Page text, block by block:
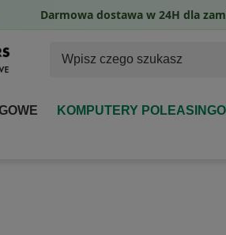
KOMPUTERY
Darmowa dostawa w 24H dla